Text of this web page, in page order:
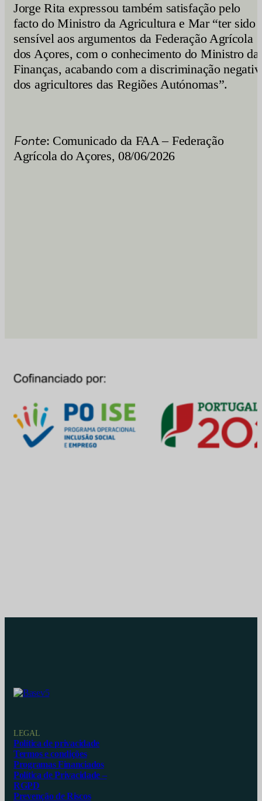
Jorge Rita expressou também satisfação pelo
facto do Ministro da Agricultura e Mar “ter sido
sensível aos argumentos da Federação Agrícola
dos Açores, com o conhecimento do Ministro
Finanças, acabando com a discriminação
dos agricultores das Regiões Autónomas”.
Fonte: Comunicado da FAA – Federação
Agrícola do Açores, 08/06/2026
LEGAL
Política de privacidade
Termos e condições
Programas Financiados
Política de Privacidade –
RGPD
Prevenção de Riscos